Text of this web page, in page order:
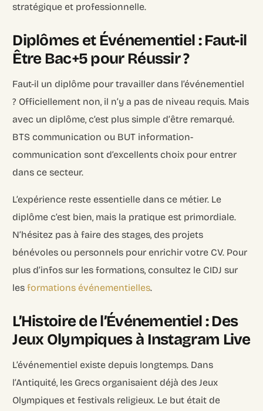
stratégique et professionnelle.
Diplômes et Événementiel : Faut-il
Être Bac+5 pour Réussir ?
Faut-il un diplôme pour travailler dans l’événementiel
? Officiellement non, il n’y a pas de niveau requis. Mais
avec un diplôme, c’est plus simple d’être remarqué.
BTS communication ou BUT information-
communication sont d’excellents choix pour entrer
dans ce secteur.
L’expérience reste essentielle dans ce métier. Le
diplôme c’est bien, mais la pratique est primordiale.
N’hésitez pas à faire des stages, des projets
bénévoles ou personnels pour enrichir votre CV. Pour
plus d’infos sur les formations, consultez le CIDJ sur
lesformations événementielles.
L’Histoire de l’Événementiel : Des
Jeux Olympiques à Instagram Live
L’événementiel existe depuis longtemps. Dans
l’Antiquité, les Grecs organisaient déjà des Jeux
Olympiques et festivals religieux. Le but était de